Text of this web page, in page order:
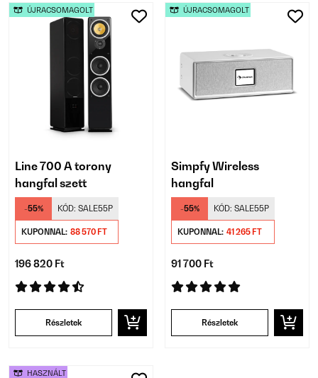
Line 700 A torony
hangfal szett
-55% KÓD: SALE55P
KUPONNAL: 88 570 FT
196 820 Ft
Részletek
ÚJRACSOMAGOLT
Simpfy Wireless
hangfal
-55% KÓD: SALE55P
KUPONNAL: 41 265 FT
91 700 Ft
Részletek
ÚJRACSOMAGOLT
HASZNÁLT